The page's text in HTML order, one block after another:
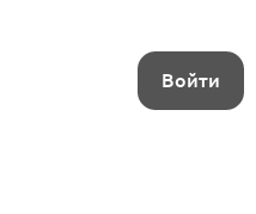
Войти